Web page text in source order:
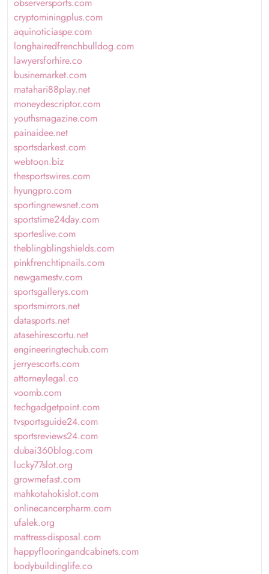
cryptominingplus.com
aquinoticiaspe.com
longhairedfrenchbulldog.com
lawyersforhire.co
businemarket.com
matahari88play.net
moneydescriptor.com
youthsmagazine.com
painaidee.net
sportsdarkest.com
webtoon.biz
thesportswires.com
hyungpro.com
sportingnewsnet.com
sportstime24day.com
sporteslive.com
theblingblingshields.com
pinkfrenchtipnails.com
newgamestv.com
sportsgallerys.com
sportsmirrors.net
datasports.net
atasehirescortu.net
engineeringtechub.com
jerryescorts.com
attorneylegal.co
voomb.com
techgadgetpoint.com
tvsportsguide24.com
sportsreviews24.com
dubai360blog.com
lucky77slot.org
growmefast.com
mahkotahokislot.com
onlinecancerpharm.com
ufalek.org
mattress-disposal.com
happyflooringandcabinets.com
bodybuildinglife.co